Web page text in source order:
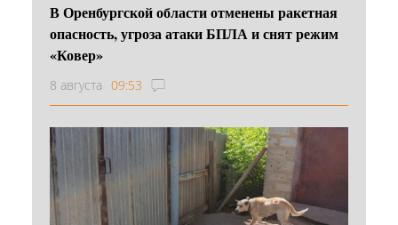
В Оренбургской области отменены ракетная
опасность, угроза атаки БПЛА и снят режим
«Ковер»
8 августа 09:53